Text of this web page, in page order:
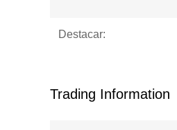
Destacar:
Trading Information